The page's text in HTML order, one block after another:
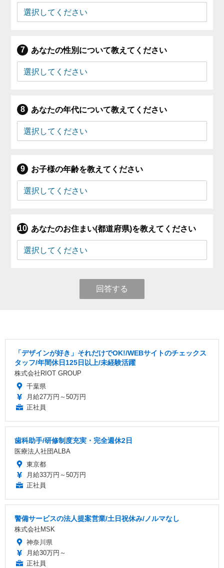
あなたの性別について教えてください
あなたの年代について教えてください
お子様の年齢を教えてください
あなたのお住まい(都道府県)を教えてください
回答する
「デザインが好き」それだけでOK!/WEBサイトのチェックス
タッフ/年間休日125日以上/未経験活躍
株式会社RIOT GROUP
千葉県
月給27万円～50万円
正社員
歯科助手/研修制度充実・完全週休2日
医療法人社団ALBA
東京都
月給33万円～50万円
正社員
警備サービスの法人提案営業/土日祝休み/ノルマなし
株式会社MSK
神奈川県
月給30万円～
正社員